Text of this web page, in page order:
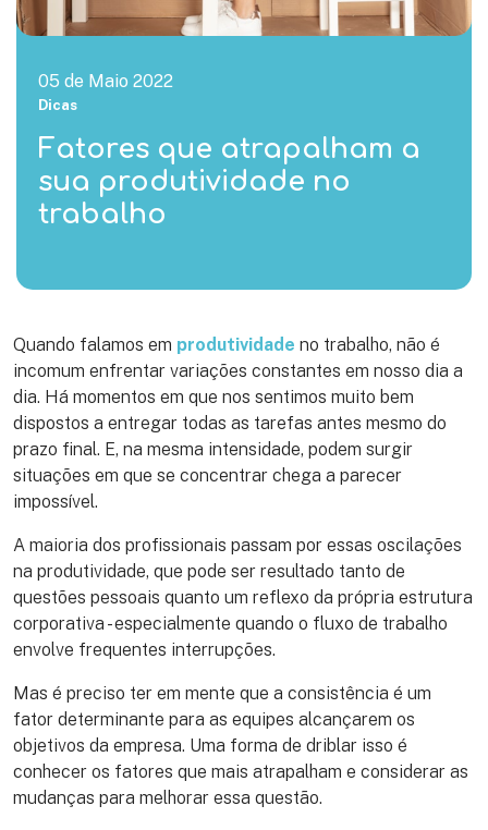
05 de Maio 2022
Dicas
Fatores que atrapalham a
sua produtividade no
trabalho
Quando falamos em produtividade no trabalho, não é
incomum enfrentar variações constantes em nosso dia a
dia. Há momentos em que nos sentimos muito bem
dispostos a entregar todas as tarefas antes mesmo do
prazo final. E, na mesma intensidade, podem surgir
situações em que se concentrar chega a parecer
impossível.
A maioria dos profissionais passam por essas oscilações
na produtividade, que pode ser resultado tanto de
questões pessoais quanto um reflexo da própria estrutura
corporativa - especialmente quando o fluxo de trabalho
envolve frequentes interrupções.
Mas é preciso ter em mente que a consistência é um
fator determinante para as equipes alcançarem os
objetivos da empresa. Uma forma de driblar isso é
conhecer os fatores que mais atrapalham e considerar as
mudanças para melhorar essa questão.